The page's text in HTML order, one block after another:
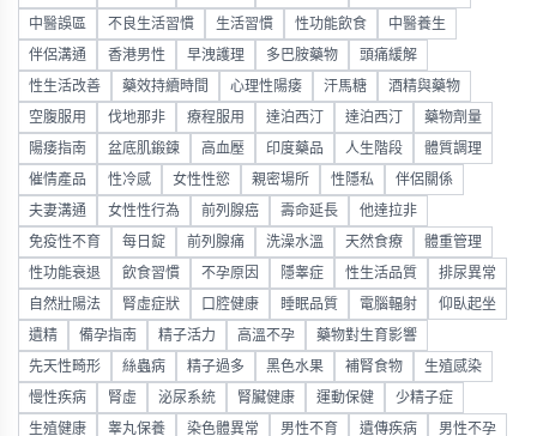
中醫誤區 不良生活習慣 生活習慣 性功能飲食 中醫養生
伴侶溝通 香港男性 早洩護理 多巴胺藥物 頭痛緩解
性生活改善 藥效持續時間 心理性陽痿 汗馬糖 酒精與藥物
空腹服用 伐地那非 療程服用 達泊西汀 達泊西汀 藥物劑量
陽痿指南 盆底肌鍛鍊 高血壓 印度藥品 人生階段 體質調理
催情產品 性冷感 女性性慾 親密場所 性隱私 伴侶關係
夫妻溝通 女性性行為 前列腺癌 壽命延長 他達拉非
免疫性不育 每日錠 前列腺痛 洗澡水溫 天然食療 體重管理
性功能衰退 飲食習慣 不孕原因 隱睾症 性生活品質 排尿異常
自然壯陽法 腎虛症狀 口腔健康 睡眠品質 電腦輻射 仰臥起坐
遺精 備孕指南 精子活力 高溫不孕 藥物對生育影響
先天性畸形 絲蟲病 精子過多 黑色水果 補腎食物 生殖感染
慢性疾病 腎虛 泌尿系統 腎臟健康 運動保健 少精子症
生殖健康 睾丸保養 染色體異常 男性不育 遺傳疾病 男性不孕